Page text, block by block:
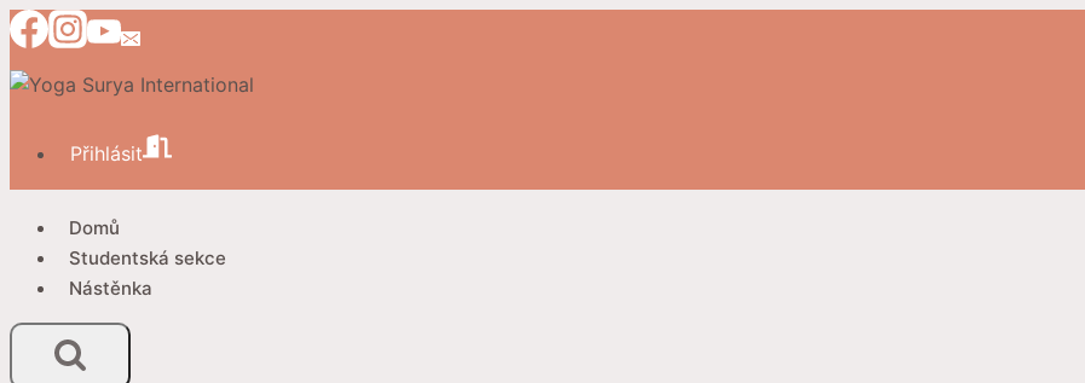
Přeskočit
na
obsah
Přihlásit
Domů
Studentská sekce
Nástěnka